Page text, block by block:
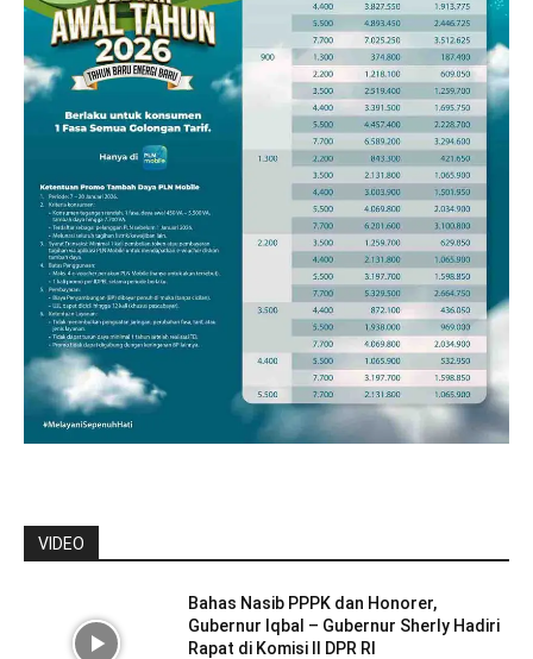
VIDEO
Bahas Nasib PPPK dan Honorer,
Gubernur Iqbal – Gubernur Sherly Hadiri
Rapat di Komisi II DPR RI